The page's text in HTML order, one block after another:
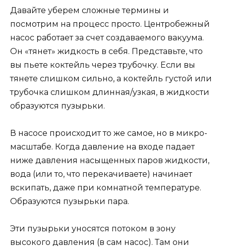
Давайте уберем сложные термины и
посмотрим на процесс просто. Центробежный
насос работает за счет создаваемого вакуума.
Он «тянет» жидкость в себя. Представьте, что
вы пьете коктейль через трубочку. Если вы
тянете слишком сильно, а коктейль густой или
трубочка слишком длинная/узкая, в жидкости
образуются пузырьки.
В насосе происходит то же самое, но в микро-
масштабе. Когда давление на входе падает
ниже давления насыщенных паров жидкости,
вода (или то, что перекачиваете) начинает
вскипать, даже при комнатной температуре.
Образуются пузырьки пара.
Эти пузырьки уносятся потоком в зону
высокого давления (в сам насос). Там они